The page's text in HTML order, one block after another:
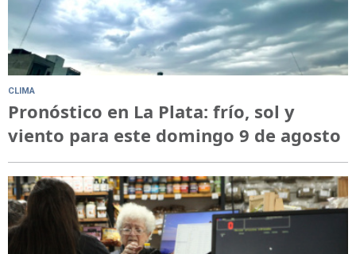
CLIMA
Pronóstico en La Plata: frío, sol y
viento para este domingo 9 de agosto